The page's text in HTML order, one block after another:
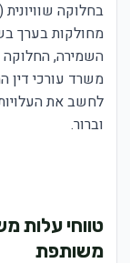
מחולקות בערך
השמירה,
משרד עורכי דין
לחשב את
וברור.
טווחי עלות
משותפת